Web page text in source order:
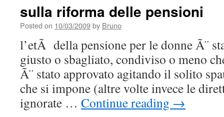
sulla riforma delle pensioni
Posted on 10/03/2009by Bruno
l’etÃ della pensione per le donne Ã¨
giusto o sbagliato, condiviso o meno
Ã¨ stato approvato agitando il solito
che si impone (altre volte invece le
ignorate … Continue reading →